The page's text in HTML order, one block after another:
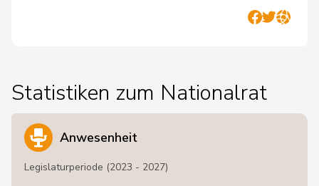
Statistiken zum Nationalrat
Anwesenheit
Legislaturperiode (2023 - 2027)